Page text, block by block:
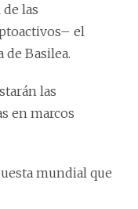
las
el
Basilea.
las
en marcos
mundial que